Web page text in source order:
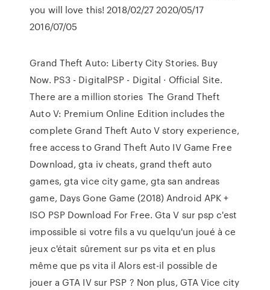
you will love this! 2018/02/27 2020/05/17
2016/07/05
Grand Theft Auto: Liberty City Stories. Buy
Now. PS3 - DigitalPSP - Digital · Official Site.
There are a million stories The Grand Theft
Auto V: Premium Online Edition includes the
complete Grand Theft Auto V story experience,
free access to Grand Theft Auto IV Game Free
Download, gta iv cheats, grand theft auto
games, gta vice city game, gta san andreas
game, Days Gone Game (2018) Android APK +
ISO PSP Download For Free. Gta V sur psp c'est
impossible si votre fils a vu quelqu'un joué à ce
jeux c'était sûrement sur ps vita et en plus
même que ps vita il Alors est-il possible de
jouer a GTA IV sur PSP ? Non plus, GTA Vice city